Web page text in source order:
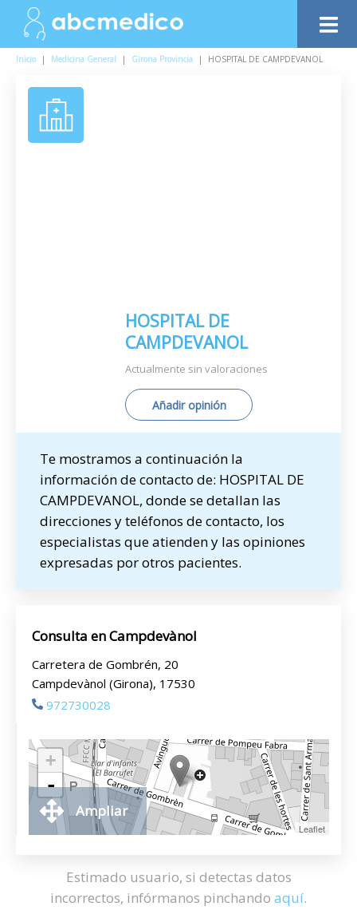
Inicio | Medicina General | Girona Provincia | HOSPITAL DE CAMPDEVANOL
HOSPITAL DE
CAMPDEVANOL
Actualmente sin valoraciones
Añadir opinión
Te mostramos a continuación la
información de contacto de: HOSPITAL DE
CAMPDEVANOL, donde se detallan las
direcciones y teléfonos de contacto, los
especialistas que atienden y las opiniones
expresadas por otros pacientes.
Consulta en Campdevànol
Carretera de Gombrén, 20
Campdevànol (Girona), 17530
972730028
+
-
Leaflet
Ampliar
Estimado usuario, si detectas datos
incorrectos, infórmanos pinchando aquí.